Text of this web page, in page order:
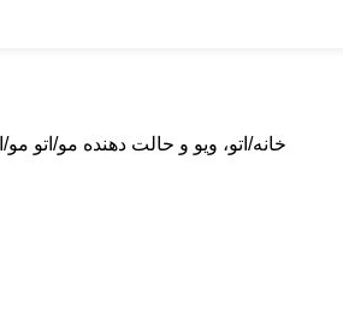
خانه اتو، ویو و حالت دهنده مو اتو مو